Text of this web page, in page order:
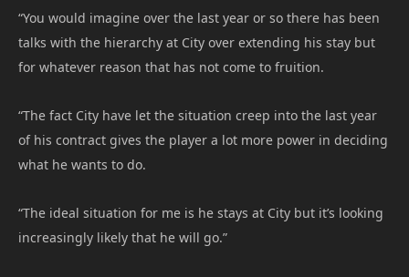
“You would imagine over the last year or so there has been
talks with the hierarchy at City over extending his stay but
for whatever reason that has not come to fruition.
“The fact City have let the situation creep into the last year
of his contract gives the player a lot more power in deciding
what he wants to do.
“The ideal situation for me is he stays at City but it’s looking
increasingly likely that he will go.”